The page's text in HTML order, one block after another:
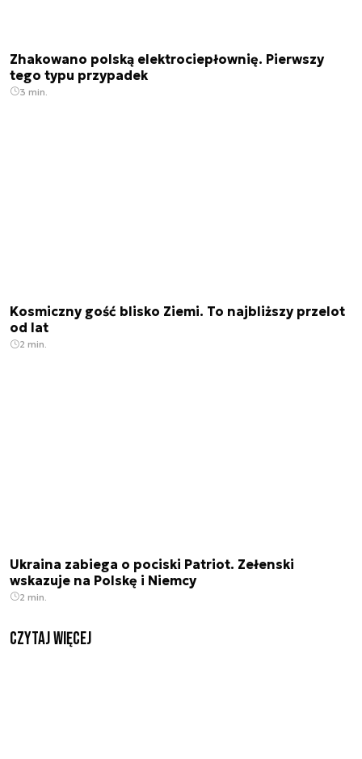
Zhakowano polską elektrociepłownię. Pierwszy
tego typu przypadek
3 min.
Kosmiczny gość blisko Ziemi. To najbliższy przelot
od lat
2 min.
Ukraina zabiega o pociski Patriot. Zełenski
wskazuje na Polskę i Niemcy
2 min.
czytaj więcej